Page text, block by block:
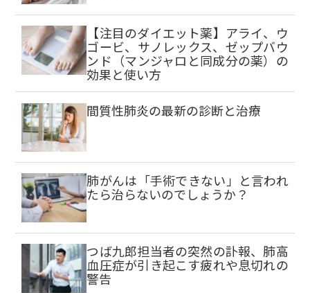
【注目のダイエット薬】アライ、ウ
ゴービ、サノレックス、ゼップバウ
ンド（マンジャロと同成分の薬）の
効果と使い方
間質性肺炎の最新の診断と治療
肺がんは「手術できない」と言われ
たら治らないのでしょうか？
つば九郎担当者の突然の訃報、肺高
血圧症が引き起こす疲れや息切れの
警告